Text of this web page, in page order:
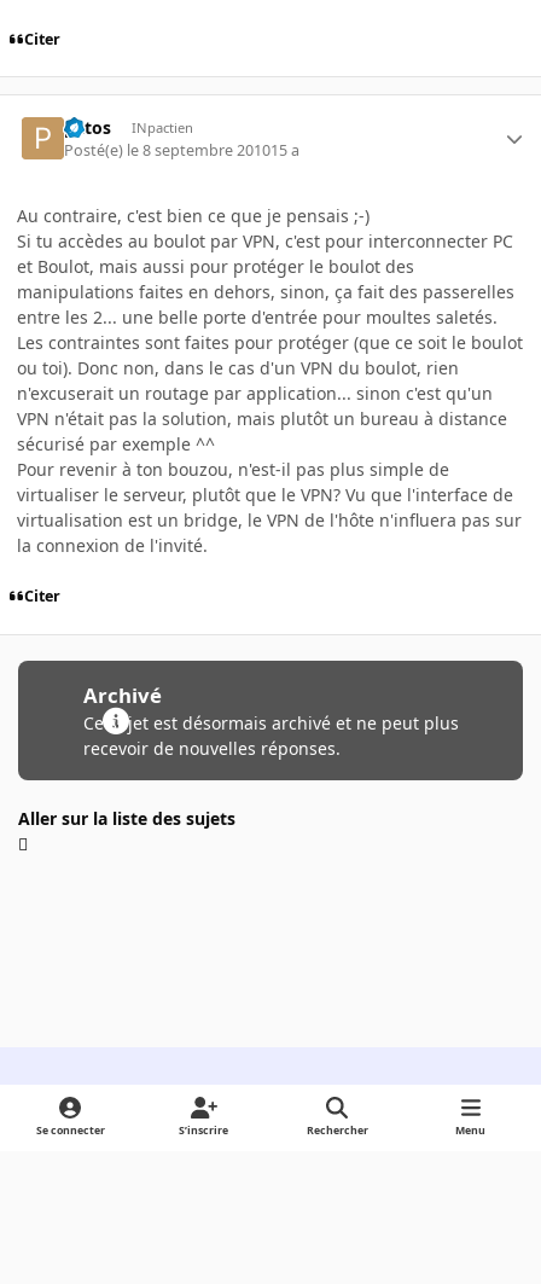
Citer
patos INpactien
Posté(e) le 8 septembre 201015 a
Au contraire, c'est bien ce que je pensais ;-)
Si tu accèdes au boulot par VPN, c'est pour interconnecter PC
et Boulot, mais aussi pour protéger le boulot des
manipulations faites en dehors, sinon, ça fait des passerelles
entre les 2... une belle porte d'entrée pour moultes saletés.
Les contraintes sont faites pour protéger (que ce soit le boulot
ou toi). Donc non, dans le cas d'un VPN du boulot, rien
n'excuserait un routage par application... sinon c'est qu'un
VPN n'était pas la solution, mais plutôt un bureau à distance
sécurisé par exemple ^^
Pour revenir à ton bouzou, n'est-il pas plus simple de
virtualiser le serveur, plutôt que le VPN? Vu que l'interface de
virtualisation est un bridge, le VPN de l'hôte n'influera pas sur
la connexion de l'invité.
Citer
Archivé
Ce sujet est désormais archivé et ne peut plus
recevoir de nouvelles réponses.
Aller sur la liste des sujets
Light ModeDark ModeSystem Preference
Se connecter S’inscrire Rechercher Menu